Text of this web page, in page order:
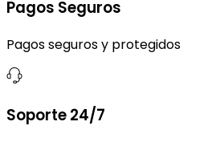
Pagos Seguros
Pagos seguros y protegidos
Soporte 24/7